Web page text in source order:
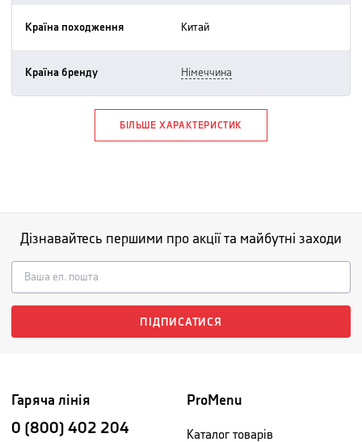
Країна походження китай
Країна бренду німеччина
БІЛЬШЕ ХАРАКТЕРИСТИК
Дізнавайтесь першими про акції та майбутні заходи
ПІДПИСАТИСЯ
Гаряча лінія
0 (800) 402 204
ProMenu
Каталог товарів